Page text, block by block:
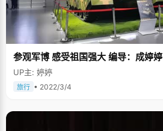
参观军博 感受祖国强大 编导：成婷婷
UP主: 婷婷
旅行 • 2022/3/4